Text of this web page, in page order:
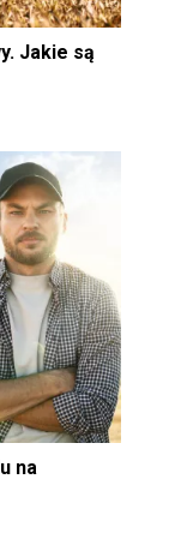
Jakie są
na